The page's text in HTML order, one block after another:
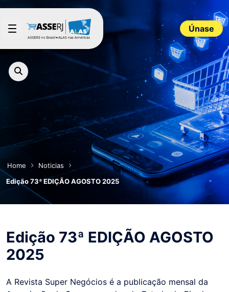
Saltar al contenido principal
Únase
Home
Noticias
Edição 73ª EDIÇÃO AGOSTO 2025
Edição 73ª EDIÇÃO AGOSTO
2025
A Revista Super Negócios é a publicação mensal da